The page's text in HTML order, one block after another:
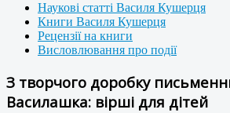
Наукові статті Василя Кушерця
Книги Василя Кушерця
Рецензії на книги
Висловлювання про події
З творчого доробку
Василашка: вірші для дітей